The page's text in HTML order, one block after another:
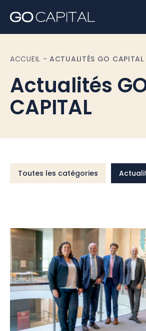
ACCUEIL -ACTUALITÉS GO CAPITAL
Actualités
CAPITAL
Toutes les catégories